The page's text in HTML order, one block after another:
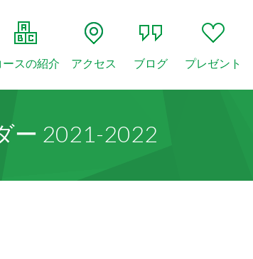
ースの紹介 アクセス ブログ プレゼント
ー 2021-2022